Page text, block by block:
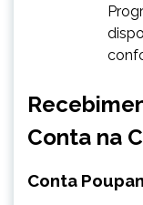
Conta na
​Conta